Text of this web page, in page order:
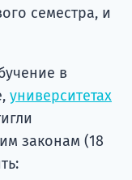
семестра, и
в
университетах
законам (18